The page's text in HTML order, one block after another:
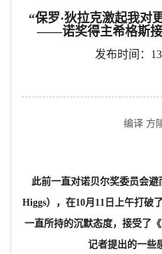
“保罗·狄拉克激起我对
——诺奖得主希格斯
发布时间：
编译 方
此前一直对诺贝尔奖委员会避
Higgs），在10月11日上午打破
一直所持的沉默态度，接受了
记者提出的一些